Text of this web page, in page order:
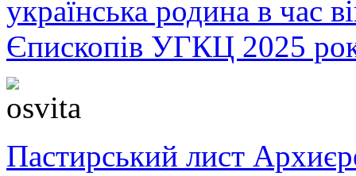
українська родина в час
Єпископів УГКЦ 2025
Пастирський лист